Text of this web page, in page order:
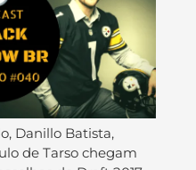
Danillo Batista,
de Tarso chegam